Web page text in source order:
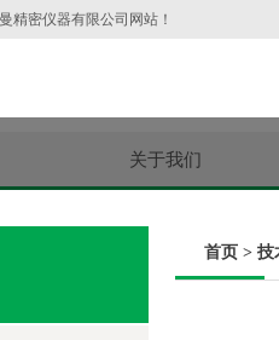
精密仪器有限公司网站！
关于我们
首页 > 技